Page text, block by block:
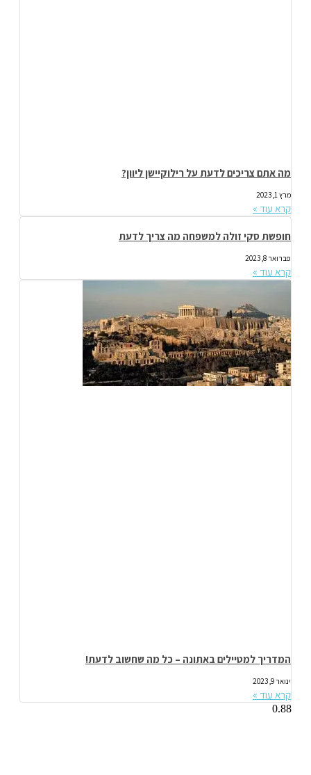
מה אתם צריכים לדעת על רילוקיישן ליוון?
מרץ 1, 2023
קרא עוד »
חופשת סקי זולה למשפחה מה צריך לדעת
פברואר 8, 2023
קרא עוד »
המדריך למטיילים באתונה – כל מה שחשוב לדעת!
ינואר 9, 2023
קרא עוד »